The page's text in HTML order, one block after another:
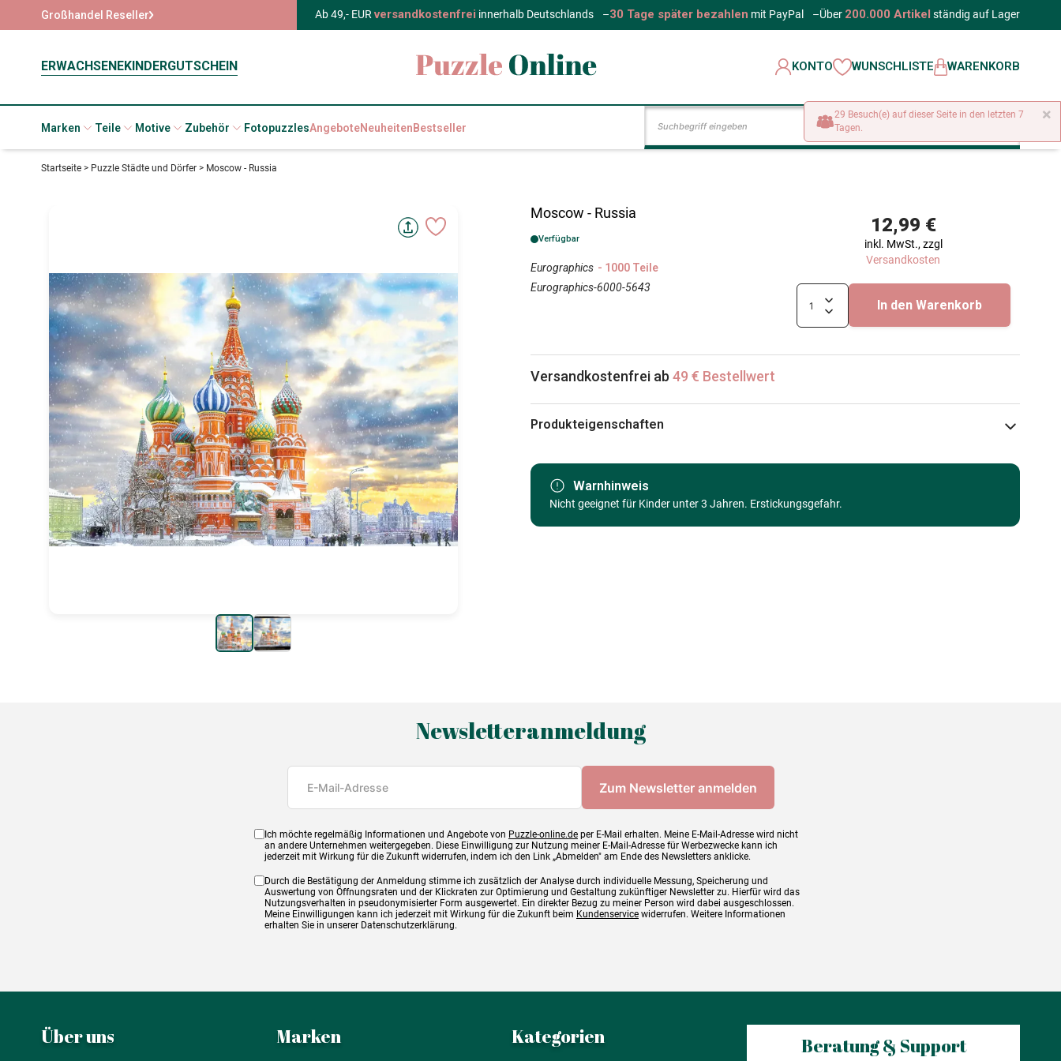
Großhandel Reseller Ab 49,- EURversandkostenfrei innerhalb Deutschlands –30 Tage später bezahlen mit PayPal –Über 200.000 Artikel ständig auf Lager
ERWACHSENEKINDERGUTSCHEIN KONTO WUNSCHLISTE WARENKORB
Marken Teile Motive Zubehör FotopuzzlesAngeboteNeuheitenBestseller
Startseite > Puzzle Städte und Dörfer > Moscow - Russia
Moscow - Russia
Verfügbar
Eurographics - 1000 Teile
Eurographics-6000-5643
12,99 €
inkl. MwSt., zzgl
Versandkosten
In den Warenkorb
Versandkostenfrei ab 49 € Bestellwert
Produkteigenschaften
Kategorie
Puzzle für Erwachsene (500 bis 48000 Teile)
Warnhinweis
Nicht geeignet für Kinder unter 3 Jahren. Erstickungsgefahr.
Newsletteranmeldung
Ich möchte regelmäßig Informationen und Angebote von Puzzle-online.de per E-Mail erhalten. Meine E-Mail-Adresse wird nicht
an andere Unternehmen weitergegeben. Diese Einwilligung zur Nutzung meiner E-Mail-Adresse für Werbezwecke kann ich
jederzeit mit Wirkung für die Zukunft widerrufen, indem ich den Link „Abmelden" am Ende des Newsletters anklicke.
Durch die Bestätigung der Anmeldung stimme ich zusätzlich der Analyse durch individuelle Messung, Speicherung und
Auswertung von Öffnungsraten und der Klickraten zur Optimierung und Gestaltung zukünftiger Newsletter zu. Hierfür wird das
Nutzungsverhalten in pseudonymisierter Form ausgewertet. Ein direkter Bezug zu meiner Person wird dabei ausgeschlossen.
Meine Einwilligungen kann ich jederzeit mit Wirkung für die Zukunft beim Kundenservice widerrufen. Weitere Informationen
erhalten Sie in unserer Datenschutzerklärung.
Über uns Marken Kategorien Beratung & Support
×
29 Besuch(e) auf dieser Seite in den letzten 7
Tagen.